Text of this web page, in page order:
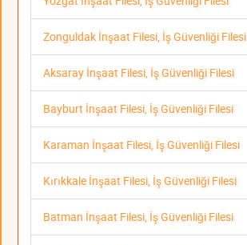
Zonguldak İnşaat Filesi, İş Güvenliği Filesi
Aksaray İnşaat Filesi, İş Güvenliği Filesi
Bayburt İnşaat Filesi, İş Güvenliği Filesi
Karaman İnşaat Filesi, İş Güvenliği Filesi
Kırıkkale İnşaat Filesi, İş Güvenliği Filesi
Batman İnşaat Filesi, İş Güvenliği Filesi